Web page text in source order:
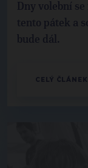
Dny volební
tento pátek a
bude dál.
CELÝ ČLÁNEK